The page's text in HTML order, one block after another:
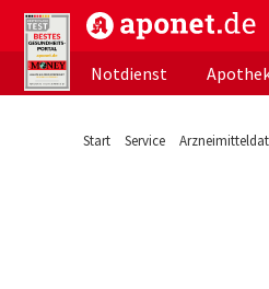
aponet.de - Das
Notdienst
Start Service